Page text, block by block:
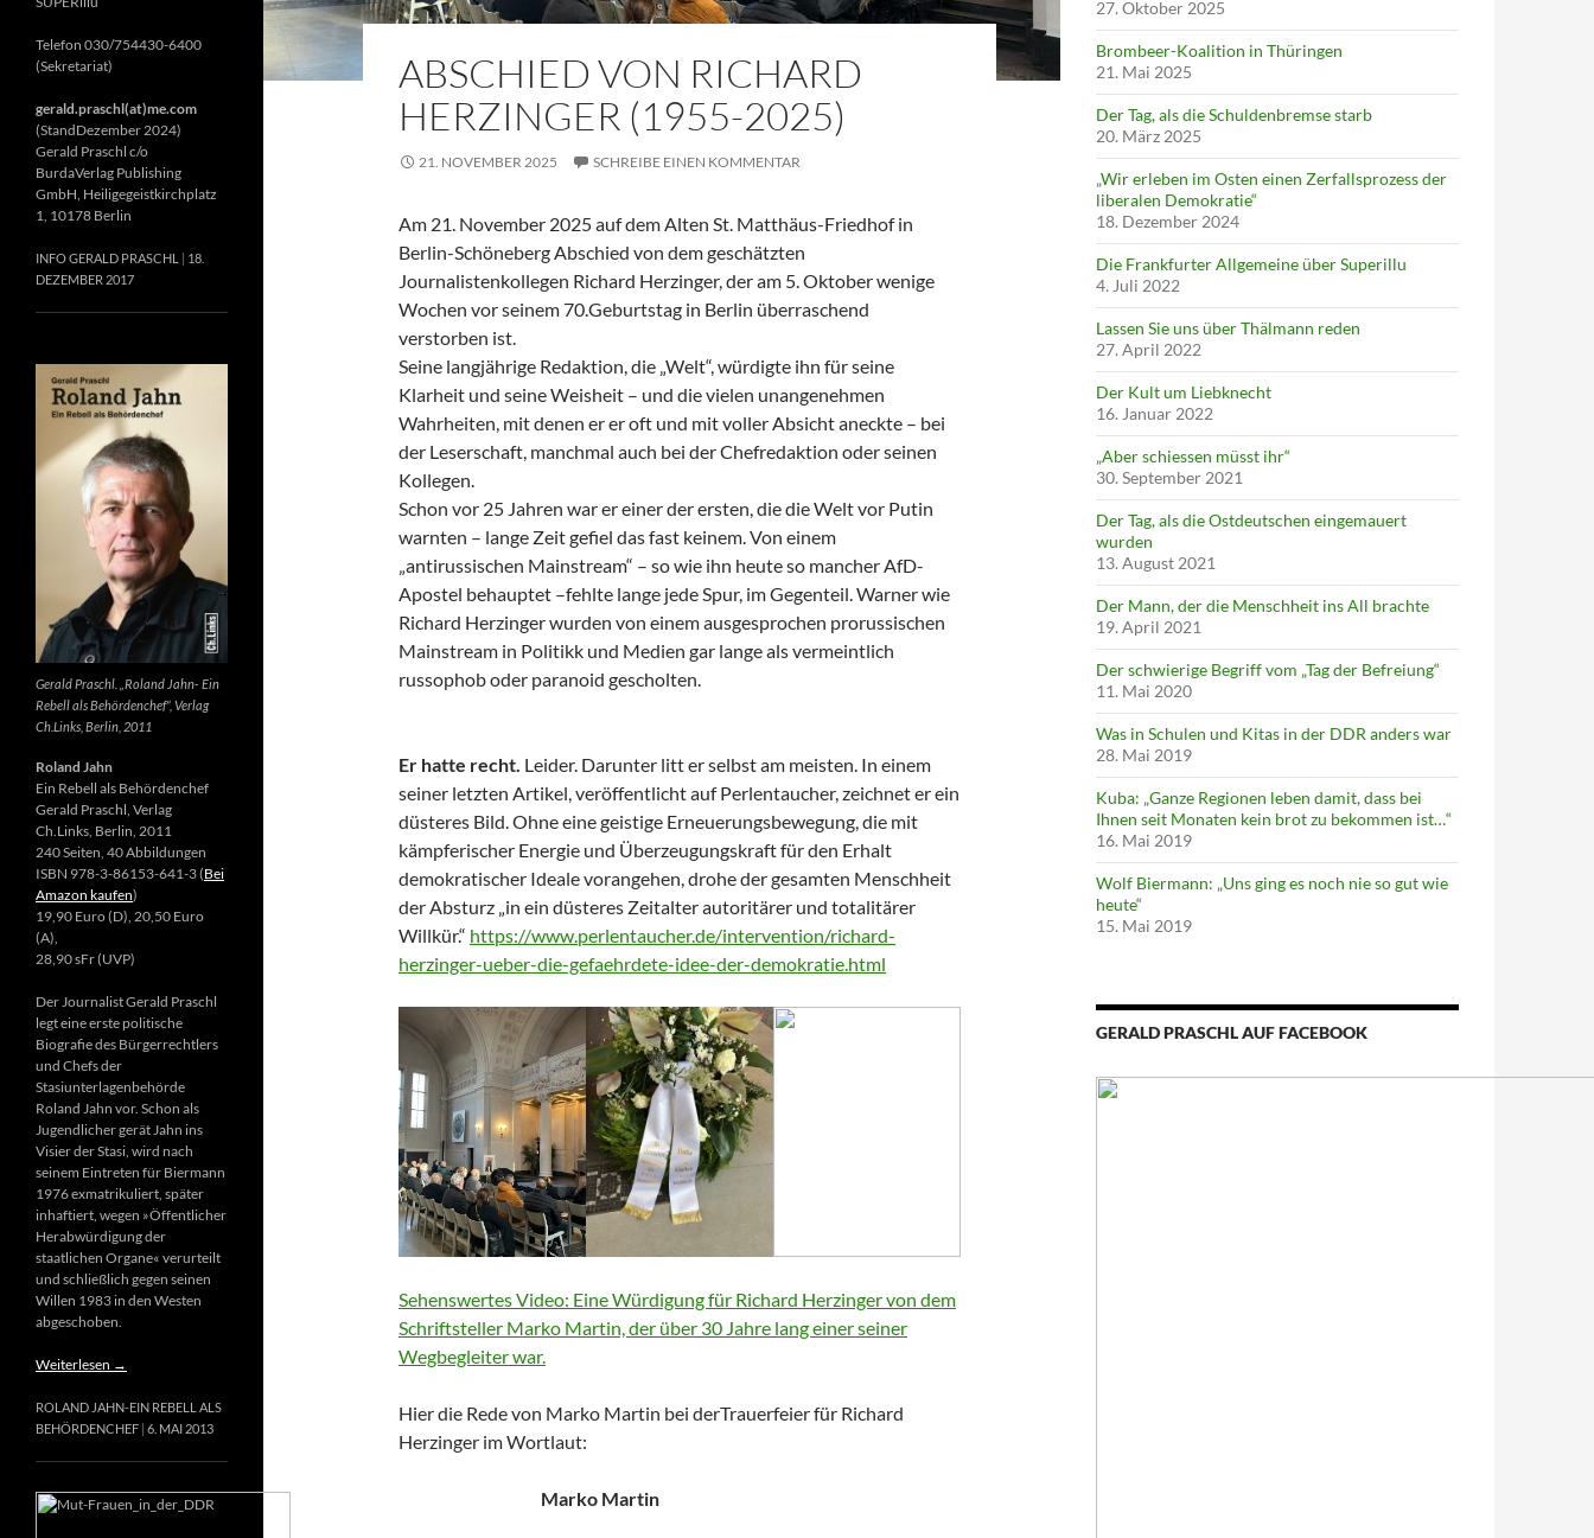
ABSCHIED VON RICHARD
HERZINGER (1955-2025)
21. NOVEMBER 2025 SCHREIBE EINEN KOMMENTAR
Am 21. November 2025 auf dem Alten St. Matthäus-Friedhof in
Berlin-Schöneberg Abschied von dem geschätzten
Journalistenkollegen Richard Herzinger, der am 5. Oktober wenige
Wochen vor seinem 70.Geburtstag in Berlin überraschend
verstorben ist.
Seine langjährige Redaktion, die „Welt“, würdigte ihn für seine
Klarheit und seine Weisheit – und die vielen unangenehmen
Wahrheiten, mit denen er er oft und mit voller Absicht aneckte – bei
der Leserschaft, manchmal auch bei der Chefredaktion oder seinen
Kollegen.
Schon vor 25 Jahren war er einer der ersten, die die Welt vor Putin
warnten – lange Zeit gefiel das fast keinem. Von einem
„antirussischen Mainstream“ – so wie ihn heute so mancher AfD-
Apostel behauptet –fehlte lange jede Spur, im Gegenteil. Warner wie
Richard Herzinger wurden von einem ausgesprochen prorussischen
Mainstream in Politikk und Medien gar lange als vermeintlich
russophob oder paranoid gescholten.
Er hatte recht. Leider. Darunter litt er selbst am meisten. In einem
seiner letzten Artikel, veröffentlicht auf Perlentaucher, zeichnet er ein
düsteres Bild. Ohne eine geistige Erneuerungsbewegung, die mit
kämpferischer Energie und Überzeugungskraft für den Erhalt
demokratischer Ideale vorangehen, drohe der gesamten Menschheit
der Absturz „in ein düsteres Zeitalter autoritärer und totalitärer
Willkür.“ https://www.perlentaucher.de/intervention/richard-
herzinger-ueber-die-gefaehrdete-idee-der-demokratie.html
Sehenswertes Video: Eine Würdigung für Richard Herzinger von dem
Schriftsteller Marko Martin, der über 30 Jahre lang einer seiner
Wegbegleiter war.
Hier die Rede von Marko Martin bei derTrauerfeier für Richard
Herzinger im Wortlaut:
Marko Martin
27. Oktober 2025
Brombeer-Koalition in Thüringen
21. Mai 2025
Der Tag, als die Schuldenbremse starb
20. März 2025
„Wir erleben im Osten einen Zerfallsprozess der
liberalen Demokratie“
18. Dezember 2024
Die Frankfurter Allgemeine über Superillu
4. Juli 2022
Lassen Sie uns über Thälmann reden
27. April 2022
Der Kult um Liebknecht
16. Januar 2022
„Aber schiessen müsst ihr“
30. September 2021
Der Tag, als die Ostdeutschen eingemauert
wurden
13. August 2021
Der Mann, der die Menschheit ins All brachte
19. April 2021
Der schwierige Begriff vom „Tag der Befreiung“
11. Mai 2020
Was in Schulen und Kitas in der DDR anders war
28. Mai 2019
Kuba: „Ganze Regionen leben damit, dass bei
Ihnen seit Monaten kein brot zu bekommen ist…“
16. Mai 2019
Wolf Biermann: „Uns ging es noch nie so gut wie
heute“
15. Mai 2019
GERALD PRASCHL AUF FACEBOOK
Telefon 030/754430-6400
(Sekretariat)
gerald.praschl(at)me.com
(StandDezember 2024)
Gerald Praschl c/o
BurdaVerlag Publishing
GmbH, Heiligegeistkirchplatz
1, 10178 Berlin
INFO GERALD PRASCHL
18.
DEZEMBER 2017
Gerald Praschl. „Roland Jahn- Ein
Rebell als Behördenchef“, Verlag
Ch.Links, Berlin, 2011
Roland Jahn
Ein Rebell als Behördenchef
Gerald Praschl, Verlag
Ch.Links, Berlin, 2011
240 Seiten, 40 Abbildungen
ISBN 978-3-86153-641-3 (Bei
Amazon kaufen)
19,90 Euro (D), 20,50 Euro
(A),
28,90 sFr (UVP)
Der Journalist Gerald Praschl
legt eine erste politische
Biografie des Bürgerrechtlers
und Chefs der
Stasiunterlagenbehörde
Roland Jahn vor. Schon als
Jugendlicher gerät Jahn ins
Visier der Stasi, wird nach
seinem Eintreten für Biermann
1976 exmatrikuliert, später
inhaftiert, wegen »Öffentlicher
Herabwürdigung der
staatlichen Organe« verurteilt
und schließlich gegen seinen
Willen 1983 in den Westen
abgeschoben.
Weiterlesen →
ROLAND JAHN-EIN REBELL ALS
BEHÖRDENCHEF 6. MAI 2013